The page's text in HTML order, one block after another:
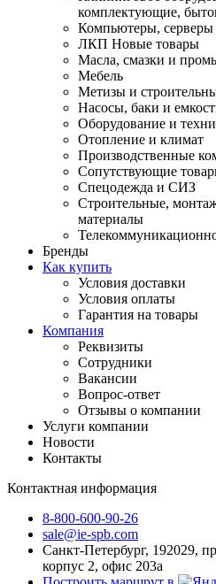
комплектующие,
Компьютеры, серверы
ЛКП Новые товары
Масла, смазки и
Мебель
Метизы и
Насосы, баки и
Оборудование и
Отопление и климат
Производственные
Сопутствующие
Спецодежда и СИЗ
Строительные,
материалы
Бренды
Как купить
Условия доставки
Условия оплаты
Гарантия на товары
Компания
Реквизиты
Сотрудники
Вакансии
Вопрос-ответ
Отзывы о компании
Услуги компании
Новости
Контакты
Контактная информация
8-800-600-90-26
sale@ie-spb.com
Санкт-Петербург, 192029,
корпус 2, офис 203а